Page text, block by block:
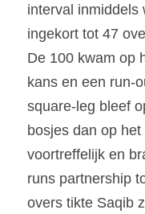
interval inmiddels
ingekort tot 47
De 100 kwam op
kans en een run-
square-leg bleef
bosjes dan op
voortreffelijk en
runs partnership
overs tikte Saqib